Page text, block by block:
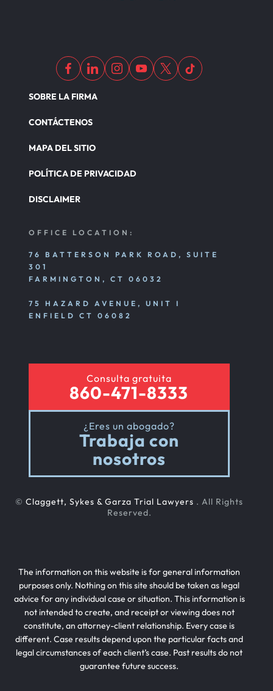
SOBRE LA FIRMA
CONTÁCTENOS
MAPA DEL SITIO
POLÍTICA DE PRIVACIDAD
DISCLAIMER
OFFICE LOCATION:
76 BATTERSON PARK ROAD, SUITE
301
FARMINGTON, CT 06032
75 HAZARD AVENUE, UNIT I
ENFIELD CT 06082
Consulta gratuita
860-471-8333
¿Eres un abogado?
Trabaja con
nosotros
© Claggett, Sykes & Garza Trial Lawyers . All Rights
Reserved.
The information on this website is for general information
purposes only. Nothing on this site should be taken as legal
advice for any individual case or situation. This information is
not intended to create, and receipt or viewing does not
constitute, an attorney-client relationship. Every case is
different. Case results depend upon the particular facts and
legal circumstances of each client’s case. Past results do not
guarantee future success.